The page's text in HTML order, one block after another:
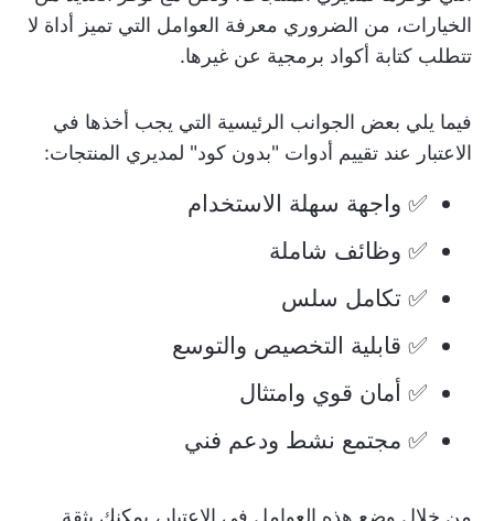
الخيارات، من الضروري معرفة العوامل التي تميز أداة لا
تتطلب كتابة أكواد برمجية عن غيرها.
فيما يلي بعض الجوانب الرئيسية التي يجب أخذها في
الاعتبار عند تقييم أدوات "بدون كود" لمديري المنتجات:
✅ واجهة سهلة الاستخدام
✅ وظائف شاملة
✅ تكامل سلس
✅ قابلية التخصيص والتوسع
✅ أمان قوي وامتثال
✅ مجتمع نشط ودعم فني
من خلال وضع هذه العوامل في الاعتبار، يمكنك بثقة